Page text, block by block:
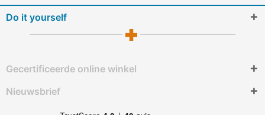
Do it yourself
Gecertificeerde online winkel
Nieuwsbrief